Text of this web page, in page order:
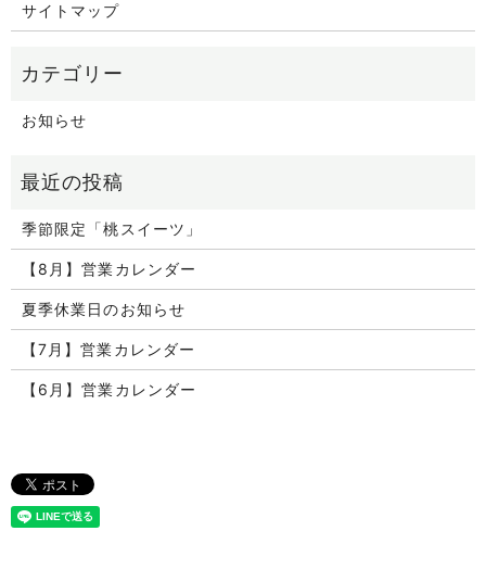
サイトマップ
お知らせ
季節限定「桃スイーツ」
【8月】営業カレンダー
夏季休業日のお知らせ
【7月】営業カレンダー
【6月】営業カレンダー